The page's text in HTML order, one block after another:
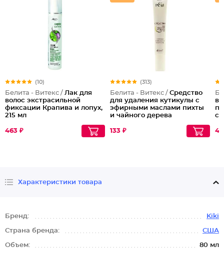
(10)
Белита - Витекс / Лак для
волос экстрасильной
фиксации Крапива и лопух,
215 мл
463 ₽
(313)
Белита - Витекс / Средство
для удаления кутикулы с
эфирными маслами пихты
и чайного дерева
133 ₽
Характеристики товара
Бренд: Kiki
Страна бренда: США
Объем: 80 мл